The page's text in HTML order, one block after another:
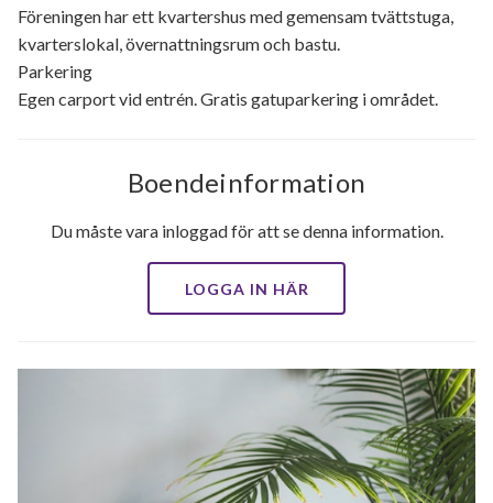
Föreningen har ett kvartershus med gemensam tvättstuga,
kvarterslokal, övernattningsrum och bastu.
Parkering
Egen carport vid entrén. Gratis gatuparkering i området.
Boendeinformation
Du måste vara inloggad för att se denna information.
LOGGA IN HÄR